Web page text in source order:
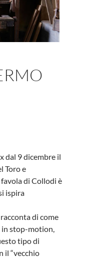
dal 9 dicembre il
Toro e
di Collodi è
ispira
di come
in stop-motion,
tipo di
il “vecchio